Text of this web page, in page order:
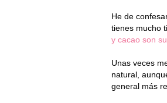
He de
tienes mucho
y cacao son
Unas veces
natural,
general más